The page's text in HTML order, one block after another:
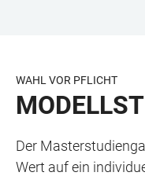
BARRIEREFREIHEIT
WAHL VOR PFLICHT
Der
Wert auf ein